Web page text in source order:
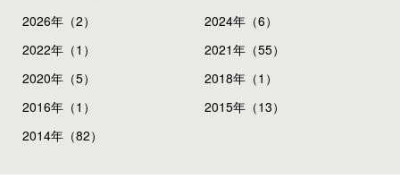
2026年（2）
2024年（6）
2022年（1）
2021年（55）
2020年（5）
2018年（1）
2016年（1）
2015年（13）
2014年（82）